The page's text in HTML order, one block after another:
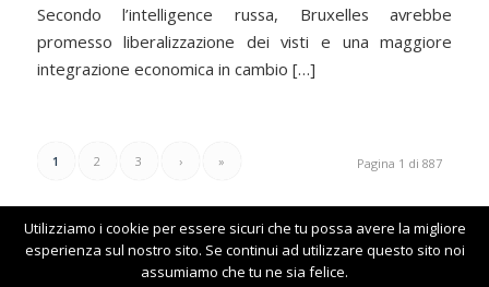
Secondo l’intelligence russa, Bruxelles avrebbe
promesso liberalizzazione dei visti e una maggiore
integrazione economica in cambio […]
Pagina 1 di 887
1 2 3 › »
© www.comunitaarmena.it
Utilizziamo i cookie per essere sicuri che tu possa avere la migliore
esperienza sul nostro sito. Se continui ad utilizzare questo sito noi
assumiamo che tu ne sia felice.